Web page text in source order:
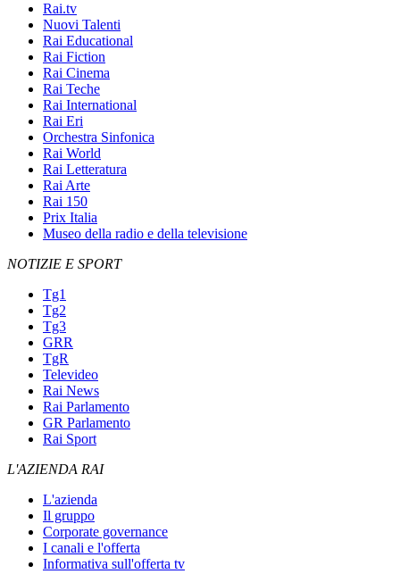
Rai.tv
Nuovi Talenti
Rai Educational
Rai Fiction
Rai Cinema
Rai Teche
Rai International
Rai Eri
Orchestra Sinfonica
Rai World
Rai Letteratura
Rai Arte
Rai 150
Prix Italia
Museo della radio e della televisione
NOTIZIE E SPORT
Tg1
Tg2
Tg3
GRR
TgR
Televideo
Rai News
Rai Parlamento
GR Parlamento
Rai Sport
L'AZIENDA RAI
L'azienda
Il gruppo
Corporate governance
I canali e l'offerta
Informativa sull'offerta tv